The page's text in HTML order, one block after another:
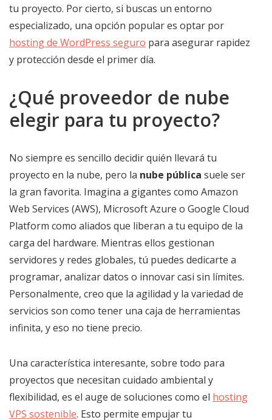
tu proyecto. Por cierto, si buscas un entorno
especializado, una opción popular es optar por
hosting de WordPress seguro para asegurar rapidez
y protección desde el primer día.
¿Qué proveedor de nube
elegir para tu proyecto?
No siempre es sencillo decidir quién llevará tu
proyecto en la nube, pero la nube pública suele ser
la gran favorita. Imagina a gigantes como Amazon
Web Services (AWS), Microsoft Azure o Google Cloud
Platform como aliados que liberan a tu equipo de la
carga del hardware. Mientras ellos gestionan
servidores y redes globales, tú puedes dedicarte a
programar, analizar datos o innovar casi sin límites.
Personalmente, creo que la agilidad y la variedad de
servicios son como tener una caja de herramientas
infinita, y eso no tiene precio.
Una característica interesante, sobre todo para
proyectos que necesitan cuidado ambiental y
flexibilidad, es el auge de soluciones como el hosting
VPS sostenible. Esto permite empujar tu